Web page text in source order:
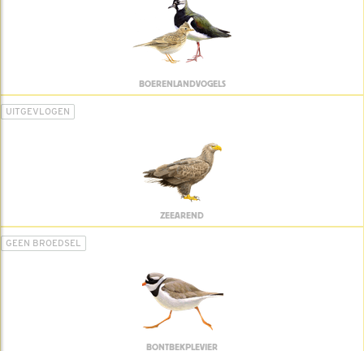
BOERENLANDVOGELS
UITGEVLOGEN
ZEEAREND
GEEN BROEDSEL
BONTBEKPLEVIER